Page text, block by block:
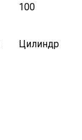
100
Цилиндр